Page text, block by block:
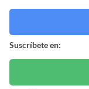
Suscríbete en: